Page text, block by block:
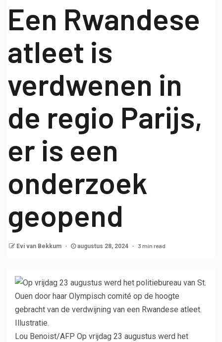
Een Rwandese
atleet is
verdwenen in
de regio Parijs,
er is een
onderzoek
geopend
Evi van Bekkum augustus 28, 2024 3 min read
Lou Benoist/AFP Op vrijdag 23 augustus werd het